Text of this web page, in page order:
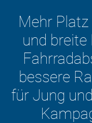
fürs Rad
Alt: Das
auch